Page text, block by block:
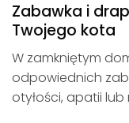
Zabawka i
Twojego kota
W zamkniętym
odpowiednich
otyłości, apatii lub